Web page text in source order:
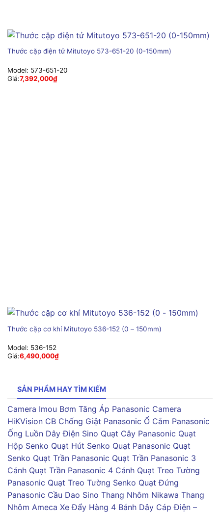
Thước cặp điện tử Mitutoyo 573-651-20 (0-150mm)
Model: 573-651-20
Giá:7,392,000₫
Thước cặp cơ khí Mitutoyo 536-152 (0 – 150mm)
Model: 536-152
Giá:6,490,000₫
SẢN PHẨM HAY TÌM KIẾM
Camera Imou Bơm Tăng Áp Panasonic Camera
HiKVision CB Chống Giật Panasonic Ổ Cắm Panasonic
Ống Luồn Dây Điện Sino Quạt Cây Panasonic Quạt
Hộp Senko Quạt Hút Senko Quạt Panasonic Quạt
Senko Quạt Trần Panasonic Quạt Trần Panasonic 3
Cánh Quạt Trần Panasonic 4 Cánh Quạt Treo Tường
Panasonic Quạt Treo Tường Senko Quạt Đứng
Panasonic Cầu Dao Sino Thang Nhôm Nikawa Thang
Nhôm Ameca Xe Đẩy Hàng 4 Bánh Dây Cáp Điện –